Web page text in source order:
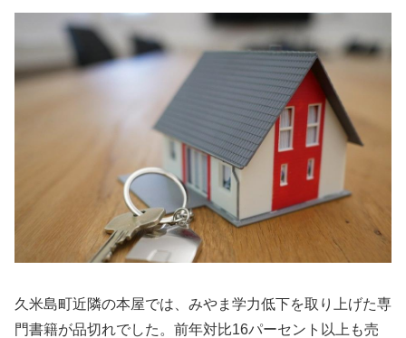
久米島町近隣の本屋では、みやま学力低下を取り上げた専
門書籍が品切れでした。前年対比16パーセント以上も売